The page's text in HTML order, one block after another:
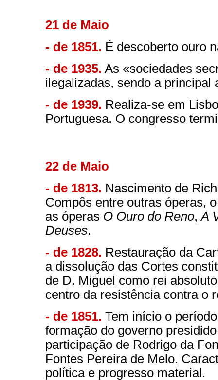
21 de Maio
- de 1851. É descoberto ouro
- de 1935. As «sociedades
ilegalizadas, sendo a principal
- de 1939. Realiza-se em
Portuguesa. O congresso
22 de Maio
- de 1813. Nascimento de
Compôs entre outras óperas,
as óperas O Ouro do Reno,A
Deuses.
- de 1828. Restauração da
a dissolução das Cortes
de D. Miguel como rei
centro da resistência contra o
- de 1851. Tem início o
formação do governo
participação de Rodrigo da
Fontes Pereira de Melo.
política e progresso material.